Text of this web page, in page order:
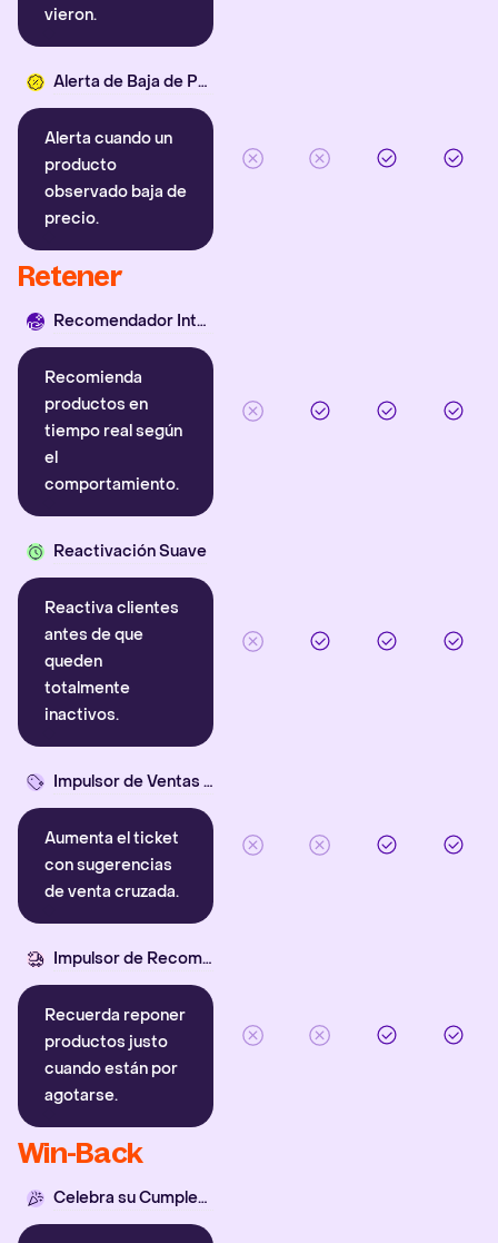
vieron.
Alerta de Baja de Precio
Alerta cuando un
producto
observado baja de
precio.
Retener
Recomendador Inteligente
Recomienda
productos en
tiempo real según
el
comportamiento.
Reactivación Suave
Reactiva clientes
antes de que
queden
totalmente
inactivos.
Impulsor de Ventas Cruzadas
Aumenta el ticket
con sugerencias
de venta cruzada.
Impulsor de Recompra
Recuerda reponer
productos justo
cuando están por
agotarse.
Win-Back
Celebra su Cumpleaños